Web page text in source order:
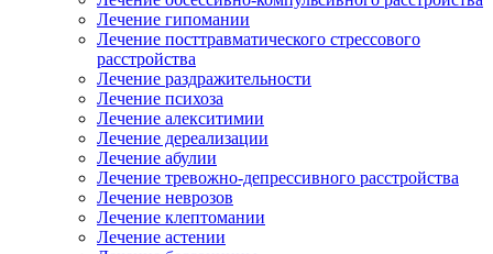
Лечение гипомании
Лечение посттравматического стрессового
расстройства
Лечение раздражительности
Лечение психоза
Лечение алекситимии
Лечение дереализации
Лечение абулии
Лечение тревожно-депрессивного расстройства
Лечение неврозов
Лечение клептомании
Лечение астении